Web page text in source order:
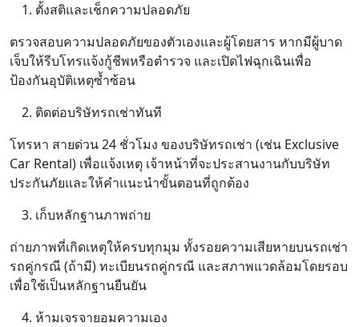
ตั้งสติและเช็กความปลอดภัย
ตรวจสอบความปลอดภัยของตัวเองและผู้โดยสาร หากมีผู้บาด
เจ็บให้รีบโทรแจ้งกู้ชีพหรือตำรวจ และเปิดไฟฉุกเฉินเพื่อ
ป้องกันอุบัติเหตุซ้ำซ้อน
ติดต่อบริษัทรถเช่าทันที
โทรหา สายด่วน 24 ชั่วโมง ของบริษัทรถเช่า (เช่น Exclusive
Car Rental) เพื่อแจ้งเหตุ เจ้าหน้าที่จะประสานงานกับบริษัท
ประกันภัยและให้คำแนะนำขั้นตอนที่ถูกต้อง
เก็บหลักฐานภาพถ่าย
ถ่ายภาพที่เกิดเหตุให้ครบทุกมุม ทั้งรอยความเสียหายบนรถเช่า
รถคู่กรณี (ถ้ามี) ทะเบียนรถคู่กรณี และสภาพแวดล้อมโดยรอบ
เพื่อใช้เป็นหลักฐานยืนยัน
ห้ามเจรจายอมความเอง